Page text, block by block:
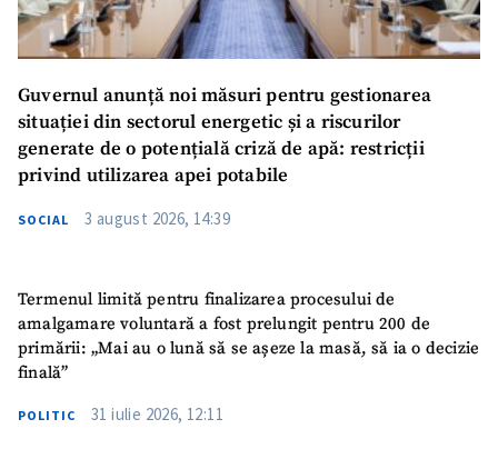
Guvernul anunță noi măsuri pentru gestionarea
situației din sectorul energetic și a riscurilor
generate de o potențială criză de apă: restricții
privind utilizarea apei potabile
SOCIAL 3 august 2026, 14:39
Termenul limită pentru finalizarea procesului de
amalgamare voluntară a fost prelungit pentru 200 de
primării: „Mai au o lună să se așeze la masă, să ia o decizie
finală”
POLITIC 31 iulie 2026, 12:11